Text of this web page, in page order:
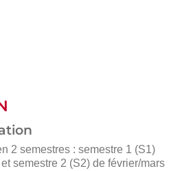
2 semestres : semestre 1 (S1)
semestre 2 (S2) de février/mars